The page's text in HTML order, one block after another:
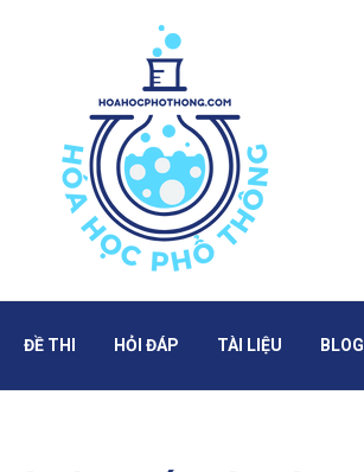
ĐỀ THI HỎI ĐÁP TÀI LIỆU BLOG